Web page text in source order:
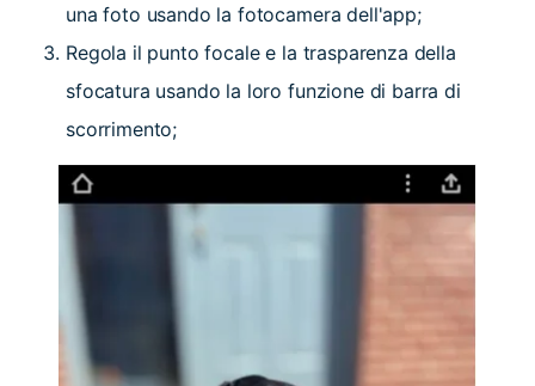
una foto usando la fotocamera dell'app;
Regola il punto focale e la trasparenza della
sfocatura usando la loro funzione di barra di
scorrimento;